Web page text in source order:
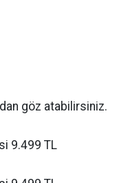
göz atabilirsiniz.
9.499 TL